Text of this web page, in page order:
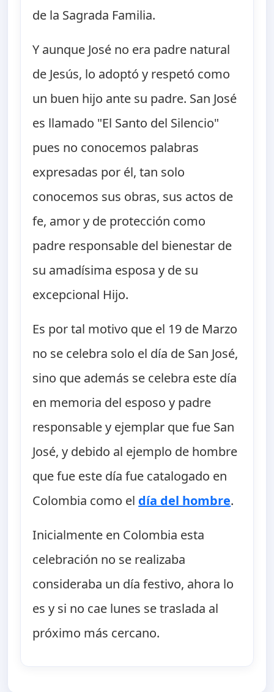
de la Sagrada Familia.
Y aunque José no era padre natural
de Jesús, lo adoptó y respetó como
un buen hijo ante su padre. San José
es llamado "El Santo del Silencio"
pues no conocemos palabras
expresadas por él, tan solo
conocemos sus obras, sus actos de
fe, amor y de protección como
padre responsable del bienestar de
su amadísima esposa y de su
excepcional Hijo.
Es por tal motivo que el 19 de Marzo
no se celebra solo el día de San José,
sino que además se celebra este día
en memoria del esposo y padre
responsable y ejemplar que fue San
José, y debido al ejemplo de hombre
que fue este día fue catalogado en
Colombia como el día del hombre.
Inicialmente en Colombia esta
celebración no se realizaba
consideraba un día festivo, ahora lo
es y si no cae lunes se traslada al
próximo más cercano.